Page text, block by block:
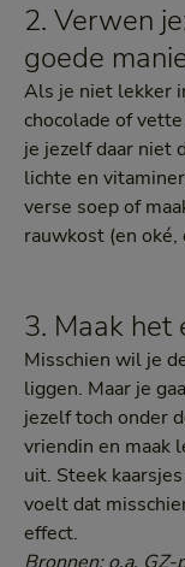
2. Verwen
goede
Als je niet lekker
chocolade of
je jezelf daar niet
lichte en
verse soep of
rauwkost (en
3. Maak het
Misschien wil je
liggen. Maar je
jezelf toch onder
vriendin en maak
uit. Steek
voelt dat
effect.